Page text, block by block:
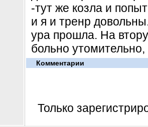
-тут же козла и
и я и тренр
ура прошла. На
больно
Комментарии
Только